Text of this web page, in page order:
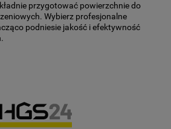
przygotować powierzchnie do
Wybierz profesjonalne
podniesie jakość i efektywność